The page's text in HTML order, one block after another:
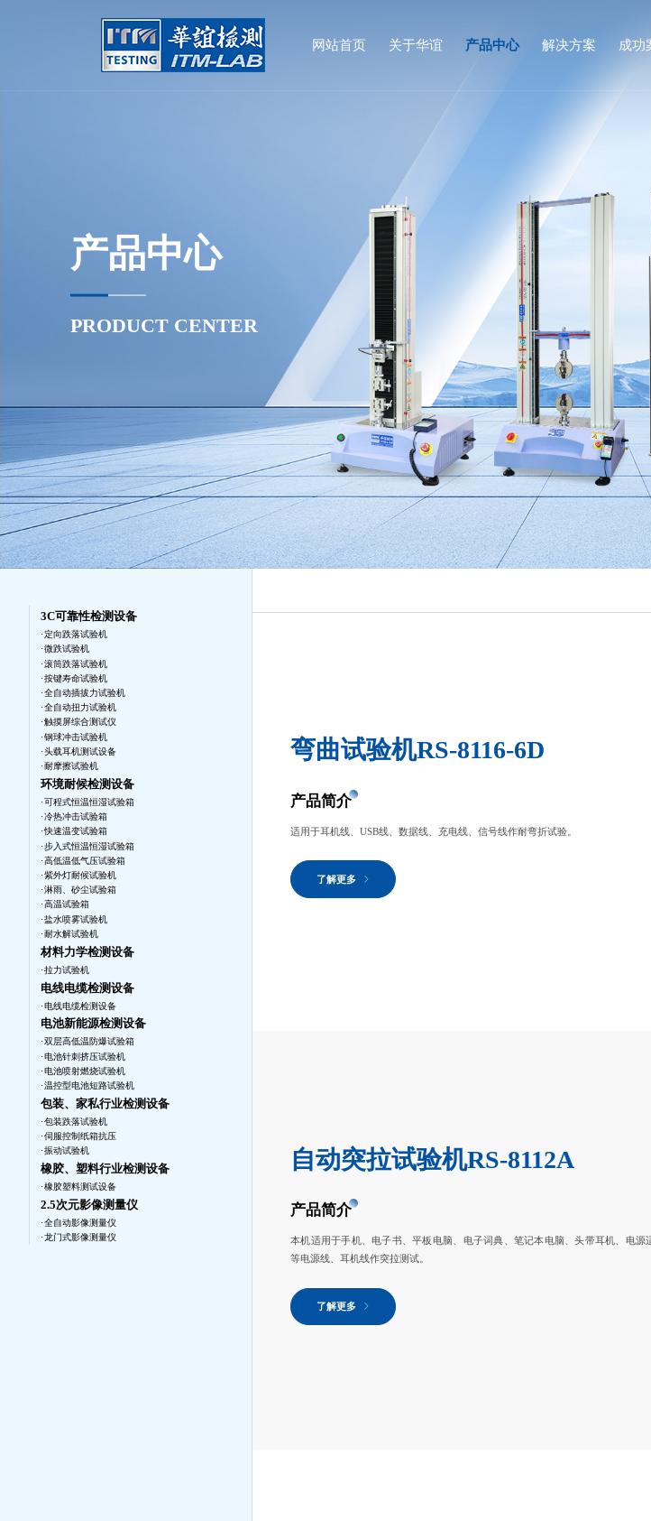
网站首页 关于华谊
品牌建设
产品中心
材料力学检测设备
电线电缆检测设备
包装、家私行业检测设备
橡胶、塑料行业检测设备
2.5次元影像测量仪
触摸屏综合测试仪
耐摩擦试验机
解决方案 成功
产品中心
PRODUCT CENTER
3C可靠性检测设备
定向跌落试验机
微跌试验机
滚筒跌落试验机
按键寿命试验机
全自动插拔力试验机
全自动扭力试验机
触摸屏综合测试仪
钢球冲击试验机
头载耳机测试设备
耐摩擦试验机
环境耐候检测设备
可程式恒温恒湿试验箱
冷热冲击试验箱
快速温变试验箱
步入式恒温恒湿试验箱
高低温低气压试验箱
紫外灯耐候试验机
淋雨、砂尘试验箱
高温试验箱
盐水喷雾试验机
耐水解试验机
材料力学检测设备
拉力试验机
电线电缆检测设备
电线电缆检测设备
电池新能源检测设备
双层高低温防爆试验箱
电池针刺挤压试验机
电池喷射燃烧试验机
温控型电池短路试验机
包装、家私行业检测设备
包装跌落试验机
伺服控制纸箱抗压
振动试验机
橡胶、塑料行业检测设备
橡胶塑料测试设备
2.5次元影像测量仪
全自动影像测量仪
龙门式影像测量仪
弯曲试验机RS-8116-6D
产品简介
适用于耳机线、USB线、数据线、充电线、信号线作耐弯折试验。
了解更多
自动突拉试验机RS-8112A
产品简介
本机适用于手机、电子书、平板电脑、电子词典、笔记本电脑、头带耳机、电源
等电源线、耳机线作突拉测试。
了解更多